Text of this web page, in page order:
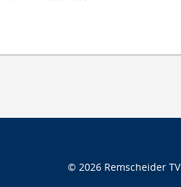
© 2026 Remscheider TV